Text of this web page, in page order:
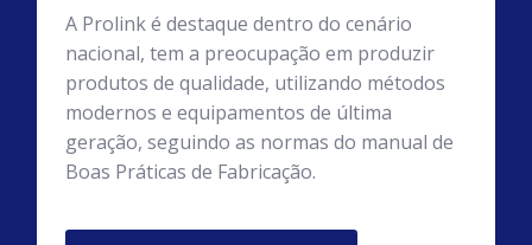
A Prolink é destaque dentro do cenário
nacional, tem a preocupação em produzir
produtos de qualidade, utilizando métodos
modernos e equipamentos de última
geração, seguindo as normas do manual de
Boas Práticas de Fabricação.